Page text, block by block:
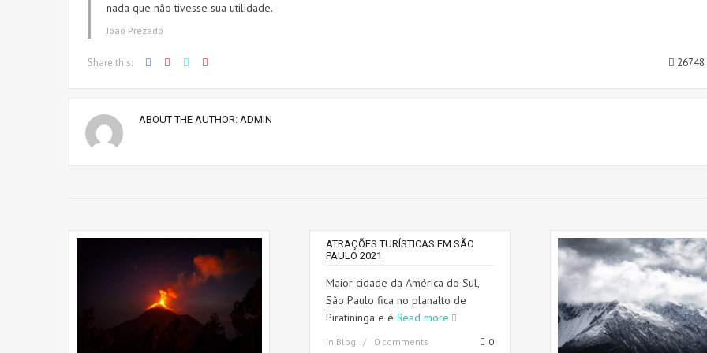
nada que não tivesse sua utilidade.
João Prezado
Share this: 26748
ABOUT THE AUTHOR: ADMIN
ATRAÇÕES TURÍSTICAS EM SÃO
PAULO 2021
Maior cidade da América do Sul,
São Paulo fica no planalto de
Piratininga e é Read more
in Blog 0 comments 0